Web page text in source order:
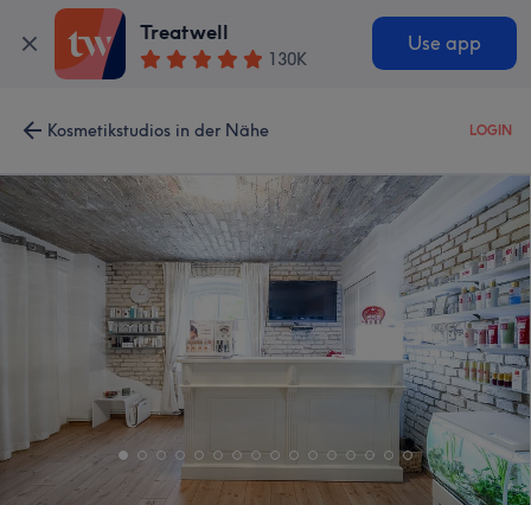
Treatwell
130K
Use app
Kosmetikstudios in der Nähe LOGIN